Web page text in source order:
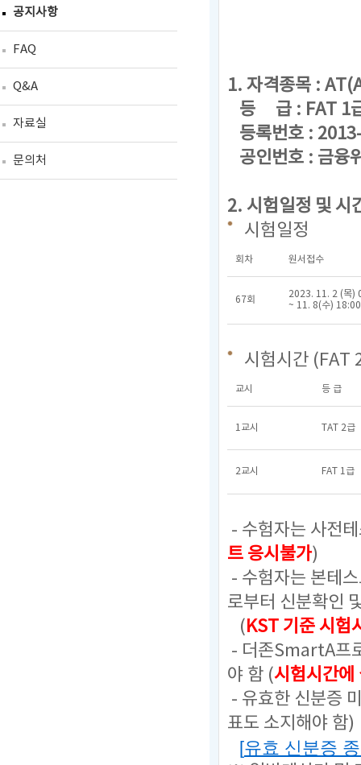
공지사항
FAQ
Q&A
자료실
문의처
1. 자격종목 :
등 급 : FAT 1
등록번호 :
공인번호 : 금융
2. 시험일정 및 시
시험일정
회차 원서접수
67회
2023. 11. 2 (목)
~ 11. 8(수) 18:00
시험시간 (FAT
교시 등 급
1교시 TAT 2급
2교시 FAT 1급
- 수험자는 사전
트 응시불가)
- 수험자는 본테
로부터 신분확인
(KST 기준 시험
- 더존SmartA프
야 함 (시험시간에
- 유효한 신분증
표도 소지해야 함)
[유효 신분증